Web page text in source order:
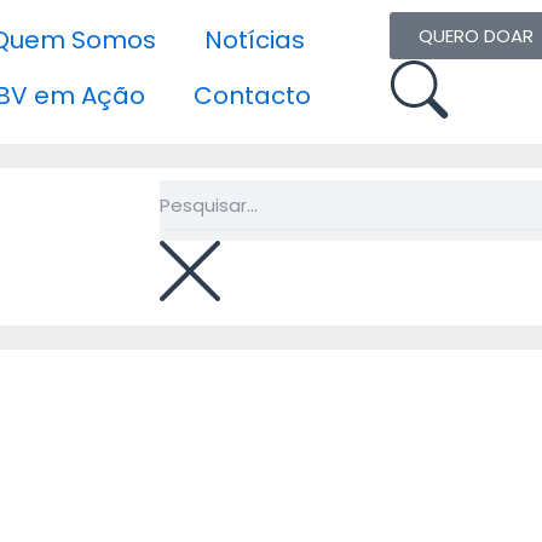
Somos
Notícias
em Ação
Contacto
QUERO DOAR